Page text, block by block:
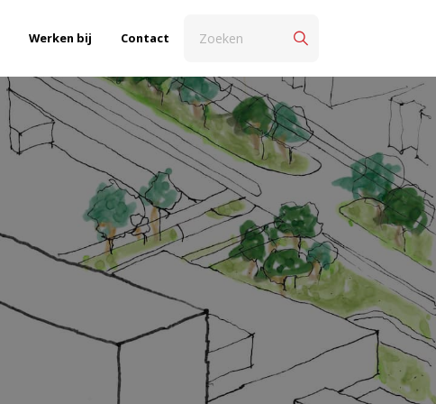
Werken bij Contact